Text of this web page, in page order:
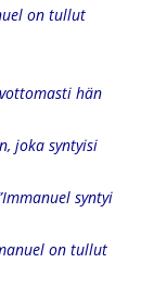
on tullut
hän
joka syntyisi
syntyi
on tullut